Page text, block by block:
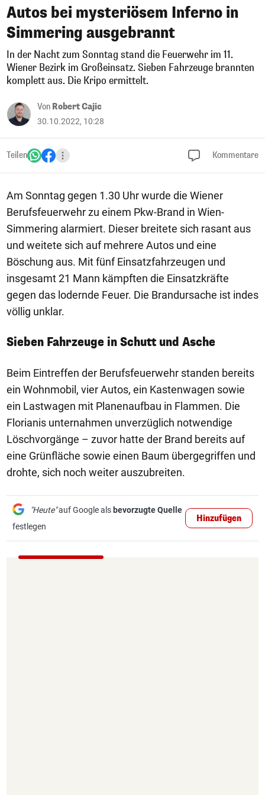
Autos bei mysteriösem Inferno in
Simmering ausgebrannt
In der Nacht zum Sonntag stand die Feuerwehr im 11.
Wiener Bezirk im Großeinsatz. Sieben Fahrzeuge brannten
komplett aus. Die Kripo ermittelt.
Von Robert Cajic
30.10.2022, 10:28
Teilen Kommentare
Am Sonntag gegen 1.30 Uhr wurde die Wiener
Berufsfeuerwehr zu einem Pkw-Brand in Wien-
Simmering alarmiert. Dieser breitete sich rasant aus
und weitete sich auf mehrere Autos und eine
Böschung aus. Mit fünf Einsatzfahrzeugen und
insgesamt 21 Mann kämpften die Einsatzkräfte
gegen das lodernde Feuer. Die Brandursache ist indes
völlig unklar.
Sieben Fahrzeuge in Schutt und Asche
Beim Eintreffen der Berufsfeuerwehr standen bereits
ein Wohnmobil, vier Autos, ein Kastenwagen sowie
ein Lastwagen mit Planenaufbau in Flammen. Die
Florianis unternahmen unverzüglich notwendige
Löschvorgänge – zuvor hatte der Brand bereits auf
eine Grünfläche sowie einen Baum übergegriffen und
drohte, sich noch weiter auszubreiten.
"Heute"auf Google als bevorzugte Quelle
festlegen
Hinzufügen